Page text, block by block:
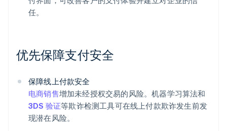
任。
优先保障支付安全
保障线上付款安全
电商销售增加未经授权交易的风险。机器学习算法和
3DS 验证等欺诈检测工具可在线上付款欺诈发生前发
现潜在风险。
阿联酋
English